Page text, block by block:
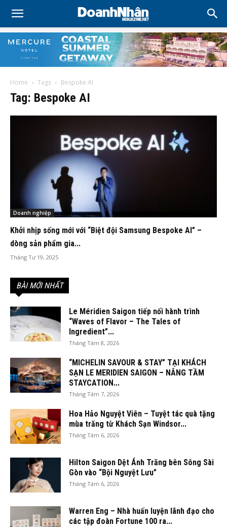
Home Tags Bespoke AI
Tag: Bespoke AI
Doanh nghiệp
Khởi nhịp sống mới với “Biệt đội Samsung Bespoke AI” –
dòng sản phẩm gia...
Tháng Tư 19, 2025
BÀI MỚI NHẤT
Le Méridien Saigon tiếp nối hành trình
“Waves of Flavor – The Tales of
Ingredient”...
Tháng Tám 8, 2026
“MICHELIN SAVOUR & STAY” TẠI KHÁCH
SẠN LE MERIDIEN SAIGON – NÂNG TẦM
STAYCATION...
Tháng Tám 7, 2026
Hoa Hảo Nguyệt Viên – Tuyệt tác quà tặng
mùa trăng từ Khách Sạn Windsor...
Tháng Tám 6, 2026
Hilton Saigon Dệt Ánh Trăng bên Sông Sài
Gòn vào “Bội Nguyệt Lưu”
Tháng Tám 6, 2026
Warren Eng – Nhà huấn luyện lãnh đạo cho
các tập đoàn Fortune 100 ra...